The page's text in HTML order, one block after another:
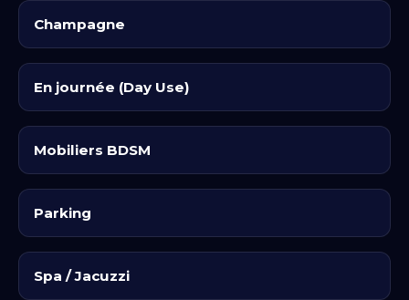
pensé pour favoriser une ambiance pimentée,
où chaque détail contribue à l'exploration de
Champagne
En journée (Day Use)
Mobiliers BDSM
Parking
Spa / Jacuzzi